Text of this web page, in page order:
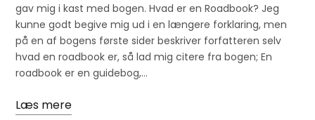
gav mig i kast med bogen. Hvad er en Roadbook? Jeg
kunne godt begive mig ud i en længere forklaring, men
på en af bogens første sider beskriver forfatteren selv
hvad en roadbook er, så lad mig citere fra bogen; En
roadbook er en guidebog,…
Læs mere